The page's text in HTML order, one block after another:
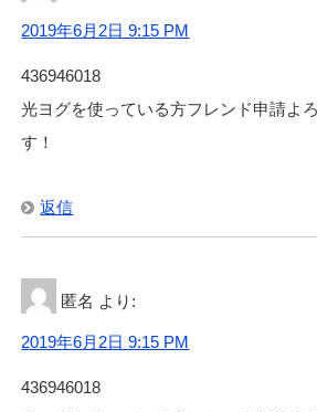
2019年6月2日 9:15 PM
436946018
光ヨグを使っている方フレンド申請よ
す！
返信
匿名 より:
2019年6月2日 9:15 PM
436946018